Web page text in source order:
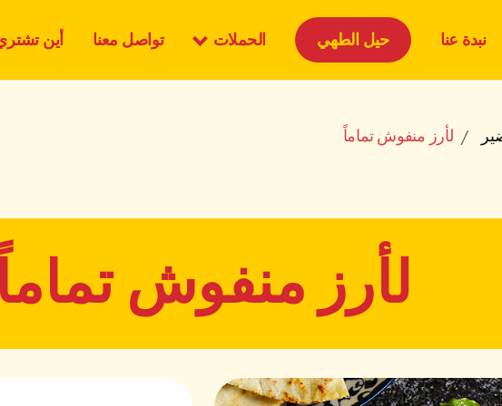
نبدة عنا حيل الطهي الحملات تواصل معنا أين
لأرز منفوش تماماً
لأرز منفوش